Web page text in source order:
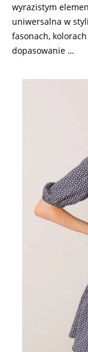
wyrazistym
uniwersalna w
fasonach,
dopasowanie …